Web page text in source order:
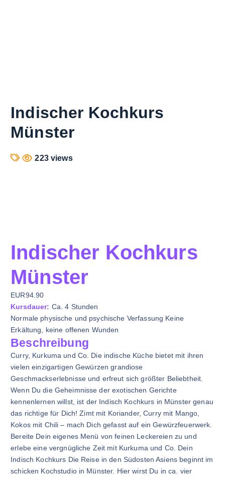
Indischer Kochkurs
Münster
223 views
Indischer Kochkurs
Münster
EUR94.90
Kursdauer: Ca. 4 Stunden
Normale physische und psychische Verfassung Keine
Erkältung, keine offenen Wunden
Beschreibung
Curry, Kurkuma und Co. Die indische Küche bietet mit ihren
vielen einzigartigen Gewürzen grandiose
Geschmackserlebnisse und erfreut sich größter Beliebtheit.
Wenn Du die Geheimnisse der exotischen Gerichte
kennenlernen willst, ist der Indisch Kochkurs in Münster genau
das richtige für Dich! Zimt mit Koriander, Curry mit Mango,
Kokos mit Chili – mach Dich gefasst auf ein Gewürzfeuerwerk.
Bereite Dein eigenes Menü von feinen Leckereien zu und
erlebe eine vergnügliche Zeit mit Kurkuma und Co. Dein
Indisch Kochkurs Die Reise in den Südosten Asiens beginnt im
schicken Kochstudio in Münster. Hier wirst Du in ca. vier